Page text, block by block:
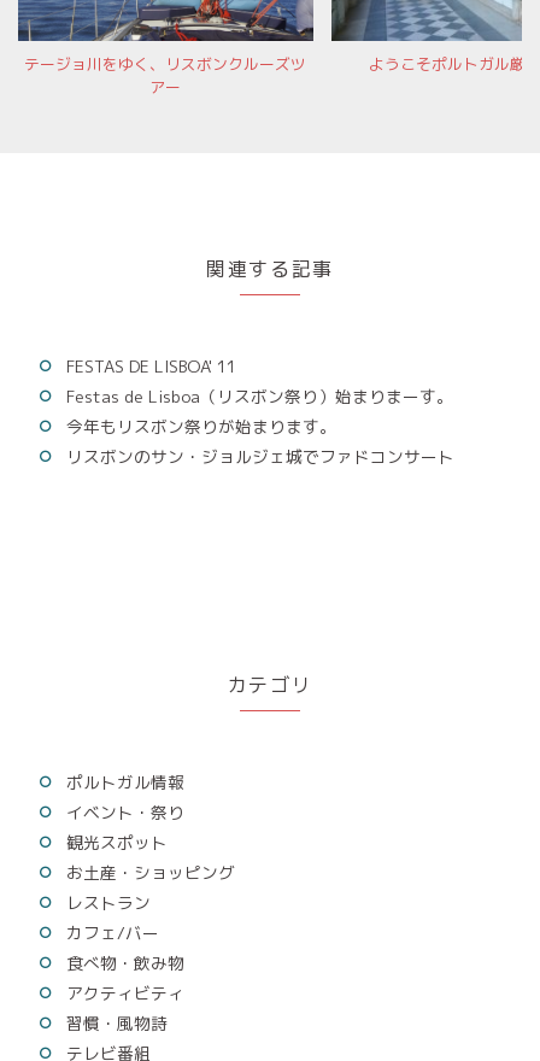
テージョ川をゆく、リスボンクルーズツ
アー
ようこそポルトガル厳
関連する記事
FESTAS DE LISBOA' 11
Festas de Lisboa（リスボン祭り）始まりまーす。
今年もリスボン祭りが始まります。
リスボンのサン・ジョルジェ城でファドコンサート
カテゴリ
ポルトガル情報
イベント・祭り
観光スポット
お土産・ショッピング
レストラン
カフェ/バー
食べ物・飲み物
アクティビティ
習慣・風物詩
テレビ番組